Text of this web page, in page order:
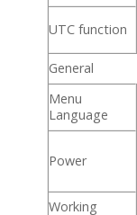
UTC function
General
Menu
Language
Power
Working